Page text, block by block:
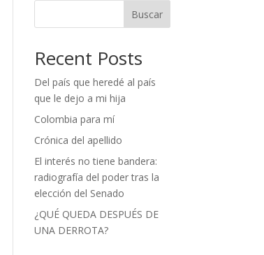
Buscar
Recent Posts
Del país que heredé al país
que le dejo a mi hija
Colombia para mí
Crónica del apellido
El interés no tiene bandera:
radiografía del poder tras la
elección del Senado
¿QUÉ QUEDA DESPUÉS DE
UNA DERROTA?